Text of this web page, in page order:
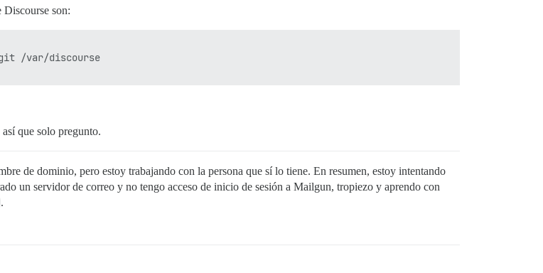
Discourse son:
/var/discourse
que solo pregunto.
de dominio, pero estoy trabajando con la persona que sí lo tiene. En resumen, estoy intentando
un servidor de correo y no tengo acceso de inicio de sesión a Mailgun, tropiezo y aprendo con
.